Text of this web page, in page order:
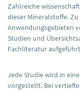
Zahlreiche
dieser Mineralstoffe.
Anwendungsgebieten
Studien und
Fachliteratur
Jede Studie wird in
vorgestellt. Bei